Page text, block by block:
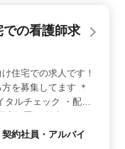
場も完備してお
また、交通費は実
を採用し、残業
についても柔軟に
境を整え、看護
るよう配慮して
の看護師求
住宅での求人です！
を募集してます ＊
ルチェック ・配薬
に関する指導 等 ＊
約社員・アルバイ